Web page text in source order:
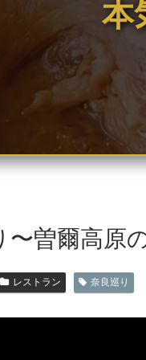
本
曽爾高原
レストラン 奈良巡り